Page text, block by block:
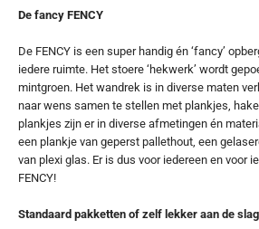
De fancy FENCY
De FENCY is een super handig én ‘fancy’
iedere ruimte. Het stoere ‘hekwerk’ wordt
mintgroen. Het wandrek is in diverse maten
naar wens samen te stellen met plankjes,
plankjes zijn er in diverse afmetingen én
een plankje van geperst pallethout, een
van plexi glas. Er is dus voor iedereen en voor
FENCY!
Standaard pakketten of zelf lekker aan de slag